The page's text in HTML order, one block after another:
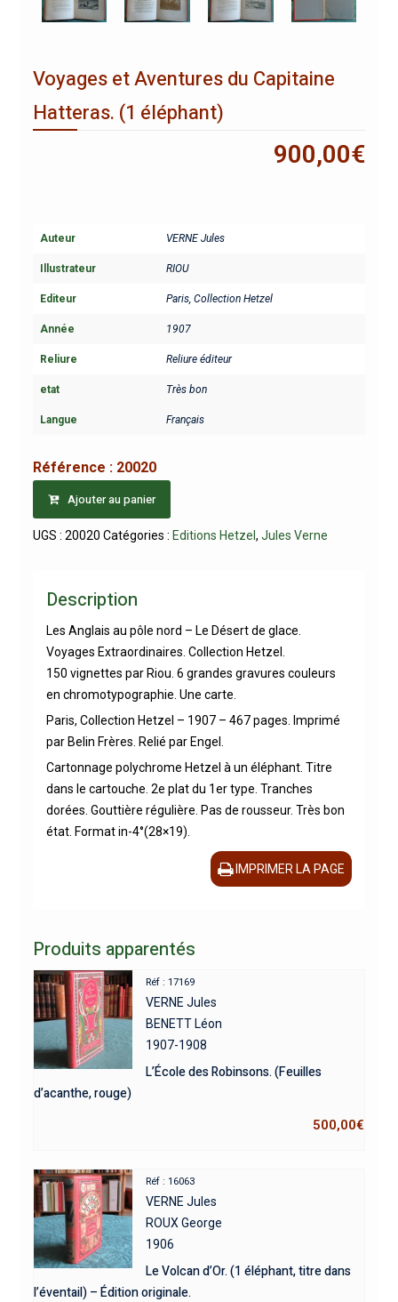
Voyages et Aventures du Capitaine
Hatteras. (1 éléphant)
900,00€
Auteur VERNE Jules
Illustrateur RIOU
Editeur Paris, Collection Hetzel
Année 1907
Reliure Reliure éditeur
etat Très bon
Langue Français
Référence : 20020
Ajouter au panier
UGS : 20020 Catégories : Editions Hetzel, Jules Verne
Description
Les Anglais au pôle nord – Le Désert de glace.
Voyages Extraordinaires. Collection Hetzel.
150 vignettes par Riou. 6 grandes gravures couleurs
en chromotypographie. Une carte.
Paris, Collection Hetzel – 1907 – 467 pages. Imprimé
par Belin Frères. Relié par Engel.
Cartonnage polychrome Hetzel à un éléphant. Titre
dans le cartouche. 2e plat du 1er type. Tranches
dorées. Gouttière régulière. Pas de rousseur. Très bon
état. Format in-4°(28×19).
IMPRIMER LA PAGE
Produits apparentés
Réf : 17169
VERNE Jules
BENETT Léon
1907-1908
L’École des Robinsons. (Feuilles
d’acanthe, rouge)
500,00€
Réf : 16063
VERNE Jules
ROUX George
1906
Le Volcan d’Or. (1 éléphant, titre dans
l’éventail) – Édition originale.